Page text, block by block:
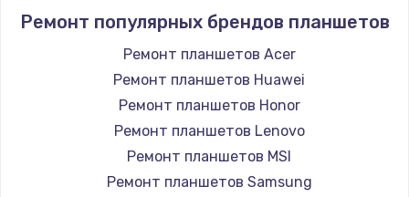
Заказать
Заказать
Ремонт популярных брендов планшетов
Ремонт планшетов Acer
Ремонт планшетов Huawei
Ремонт планшетов Honor
Ремонт планшетов Lenovo
Ремонт планшетов MSI
Ремонт планшетов Samsung